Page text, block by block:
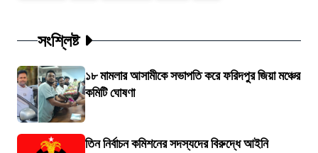
সংশ্লিষ্ট
১৮ মামলার আসামীকে সভাপতি করে ফরিদপুর জিয়া মঞ্চের
কমিটি ঘোষণা
তিন নির্বাচন কমিশনের সদস্যদের বিরুদ্ধে আইনি